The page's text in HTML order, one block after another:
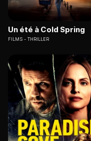
Un été à Cold Spring
FILMS THRILLER